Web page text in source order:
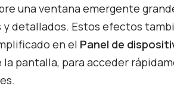
una ventana emergente
y detallados. Estos efectos
en el Panel de
pantalla, para acceder